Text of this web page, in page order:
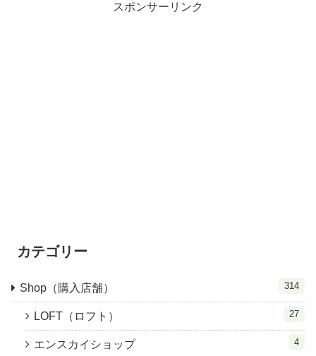
スポンサーリンク
カテゴリー
Shop（購入店舗） 314
LOFT（ロフト） 27
エンスカイショップ 4